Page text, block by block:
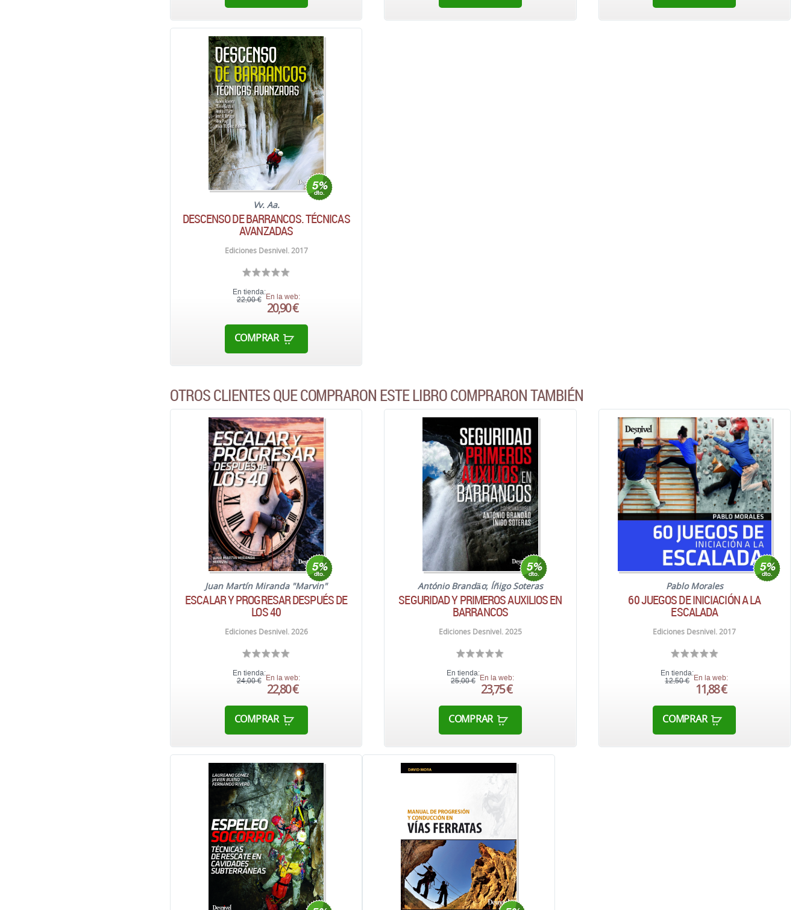
Vv. Aa.
DESCENSO DE BARRANCOS. TÉCNICAS
AVANZADAS
Ediciones Desnivel. 2017
En tienda:
22,00 € En la web:
20,90 €
COMPRAR
OTROS CLIENTES QUE COMPRARON ESTE LIBRO COMPRARON TAMBIÉN
Juan Martín Miranda "Marvin"
ESCALAR Y PROGRESAR DESPUÉS DE
LOS 40
Ediciones Desnivel. 2026
En tienda:
24,00 € En la web:
22,80 €
COMPRAR
António Brandão; Íñigo Soteras
SEGURIDAD Y PRIMEROS AUXILIOS EN
BARRANCOS
Ediciones Desnivel. 2025
En tienda:
25,00 € En la web:
23,75 €
COMPRAR
Pablo Morales
60 JUEGOS DE INICIACIÓN A LA
ESCALADA
Ediciones Desnivel. 2017
En tienda:
12,50 €
En la web:
11,88 €
COMPRAR